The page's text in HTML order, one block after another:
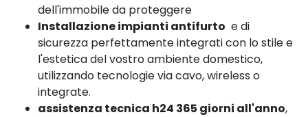
dell'immobile da proteggere
Installazione impianti antifurto e di
sicurezza perfettamente integrati con lo stile e
l'estetica del vostro ambiente domestico,
utilizzando tecnologie via cavo, wireless o
integrate.
assistenza tecnica h24 365 giorni all'anno,